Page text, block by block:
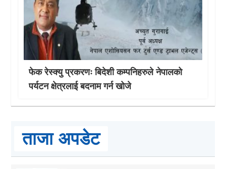
फेक रेस्क्यु प्रकरणः बिदेशी कम्पनिहरुले नेपालको
पर्यटन क्षेत्रलाई बदनाम गर्न खोजे
ताजा अपडेट